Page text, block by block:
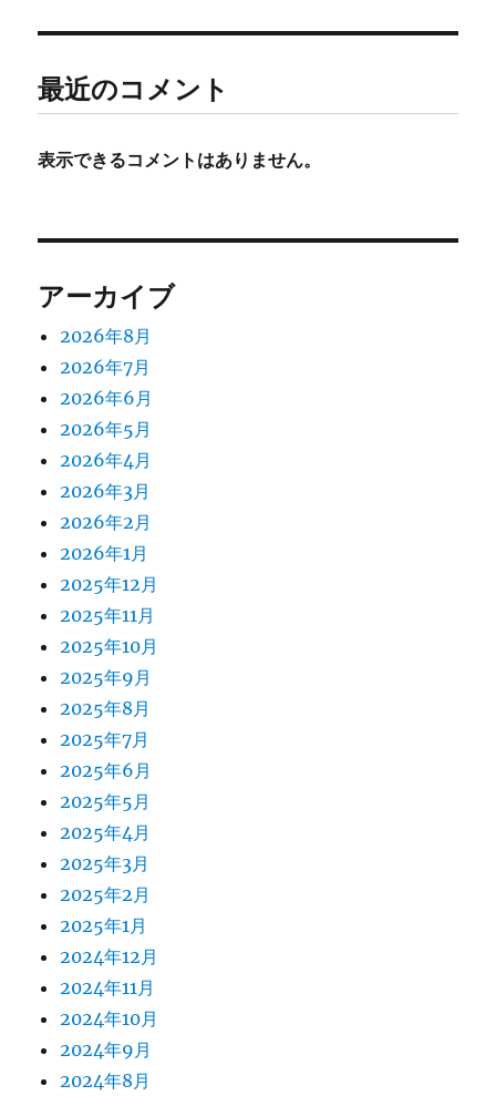
最近のコメント
表示できるコメントはありません。
アーカイブ
2026年8月
2026年7月
2026年6月
2026年5月
2026年4月
2026年3月
2026年2月
2026年1月
2025年12月
2025年11月
2025年10月
2025年9月
2025年8月
2025年7月
2025年6月
2025年5月
2025年4月
2025年3月
2025年2月
2025年1月
2024年12月
2024年11月
2024年10月
2024年9月
2024年8月